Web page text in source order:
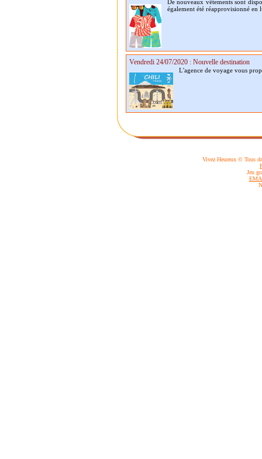
De nouveaux vêtements sont
également été réapprovisionné en
Vendredi 24/07/2020 : Nouvelle destination
L'agence de voyage vous
Vivez Heureux © Tous
Jeu